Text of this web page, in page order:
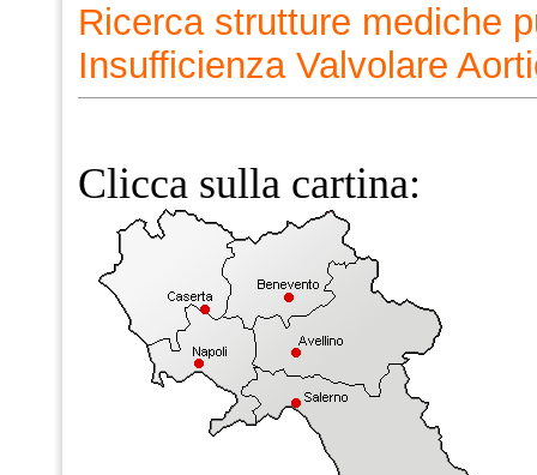
Ricerca strutture mediche
Insufficienza Valvolare
Clicca sulla cartina: